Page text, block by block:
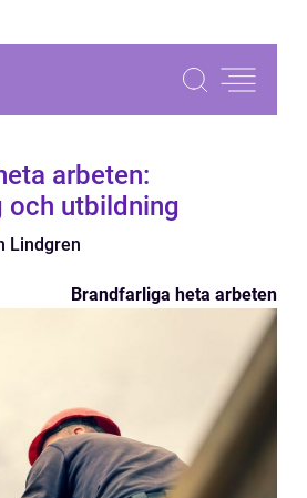
arbeten:
och utbildning
Lindgren
Brandfarliga heta arbeten